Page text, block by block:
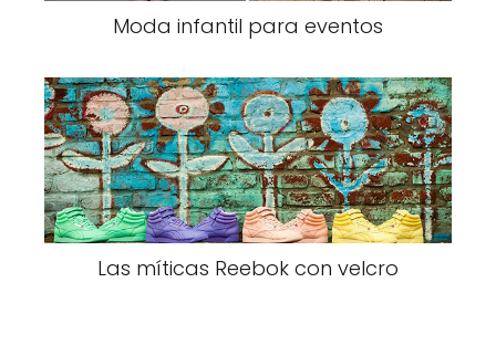
Moda infantil para eventos
Las míticas Reebok con velcro